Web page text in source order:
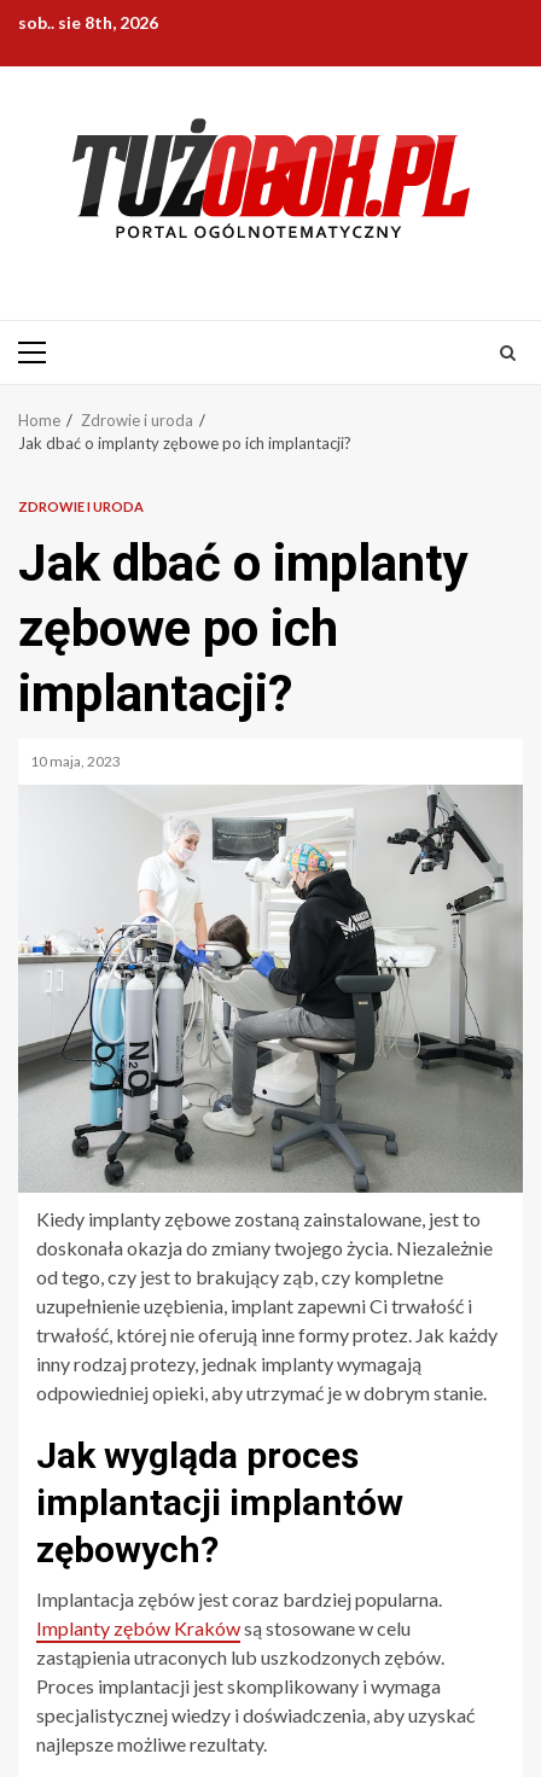
content
sob.. sie 8th, 2026
Primary
Home
Zdrowie i uroda
Jak dbać o implanty zębowe po ich implantacji?
ZDROWIE I URODA
Jak dbać o implanty
zębowe po ich
implantacji?
10 maja, 2023
Kiedy implanty zębowe zostaną zainstalowane, jest to
doskonała okazja do zmiany twojego życia. Niezależnie
od tego, czy jest to brakujący ząb, czy kompletne
uzupełnienie uzębienia, implant zapewni Ci trwałość i
trwałość, której nie oferują inne formy protez. Jak każdy
inny rodzaj protezy, jednak implanty wymagają
odpowiedniej opieki, aby utrzymać je w dobrym stanie.
Jak wygląda proces
implantacji implantów
zębowych?
Implantacja zębów jest coraz bardziej popularna.
Implanty zębów Krakówsą stosowane w celu
zastąpienia utraconych lub uszkodzonych zębów.
Proces implantacji jest skomplikowany i wymaga
specjalistycznej wiedzy i doświadczenia, aby uzyskać
najlepsze możliwe rezultaty.